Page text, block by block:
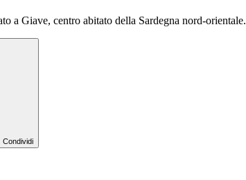
a Giave, centro abitato della Sardegna nord-orientale.
Condividi